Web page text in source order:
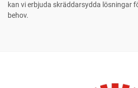
kan vi erbjuda skräddarsydda lösningar
behov.